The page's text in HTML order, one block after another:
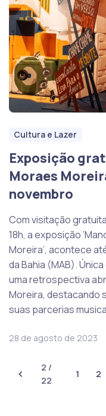
Cultura e Lazer
Exposição
Moraes
novembro
Com visitação
18h, a exposição
Moreira’, acontece
da Bahia (MAB).
uma retrospectiva
Moreira, destacando
suas parcerias
28 de agosto de 2023
2 /
22
1 2